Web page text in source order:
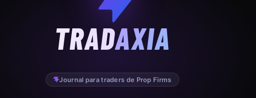
TRADAXIA
Journal para traders de Prop Firms